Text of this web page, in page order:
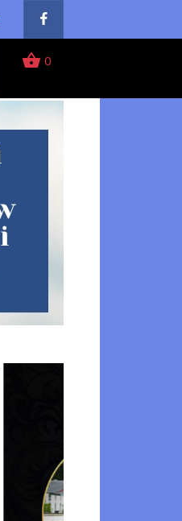
shopping_basket 0